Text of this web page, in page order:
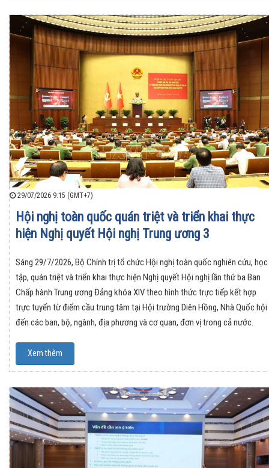
29/07/2026 9:15 (GMT+7)
Hội nghị toàn quốc quán triệt và triển khai thực
hiện Nghị quyết Hội nghị Trung ương 3
Sáng 29/7/2026, Bộ Chính trị tổ chức Hội nghị toàn quốc nghiên cứu, học
tập, quán triệt và triển khai thực hiện Nghị quyết Hội nghị lần thứ ba Ban
Chấp hành Trung ương Đảng khóa XIV theo hình thức trực tiếp kết hợp
trực tuyến từ điểm cầu trung tâm tại Hội trường Diên Hồng, Nhà Quốc hội
đến các ban, bộ, ngành, địa phương và cơ quan, đơn vị trong cả nước.
Xem thêm